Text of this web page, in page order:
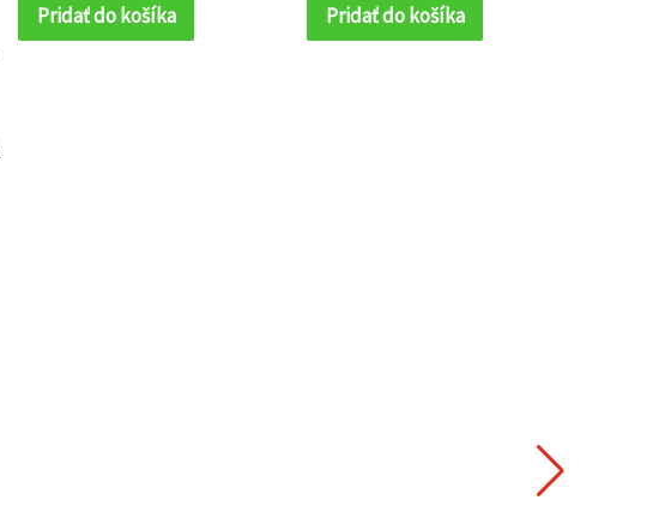
Pridať do košíka Pridať do košíka